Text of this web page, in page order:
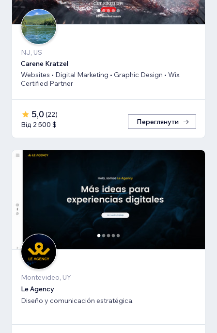
NJ, US
Carene Kratzel
Websites • Digital Marketing • Graphic Design • Wix
Certified Partner
5,0 (22)
Від 2 500 $
Переглянути
Montevideo, UY
Le Agency
Diseño y comunicación estratégica.